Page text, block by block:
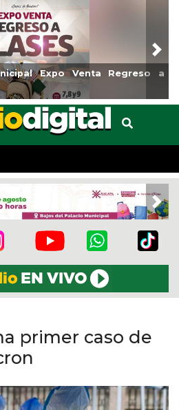
Expo Venta Regreso a
primer caso de